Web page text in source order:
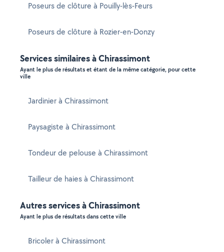
Poseurs de clôture à Pouilly-lès-Feurs
Poseurs de clôture à Rozier-en-Donzy
Services similaires à Chirassimont
Ayant le plus de résultats et étant de la même catégorie, pour cette
ville
Jardinier à Chirassimont
Paysagiste à Chirassimont
Tondeur de pelouse à Chirassimont
Tailleur de haies à Chirassimont
Autres services à Chirassimont
Ayant le plus de résultats dans cette ville
Bricoler à Chirassimont